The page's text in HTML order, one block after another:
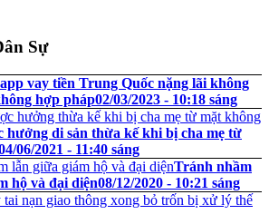
Sự
vay tiền Trung Quốc nặng lãi không
hợp pháp02/03/2023 - 10:18 sáng
hưởng di sản thừa kế khi bị cha mẹ từ
06/2021 - 11:40 sáng
Tránh nhầm
hộ và đại diện08/12/2020 - 10:21 sáng